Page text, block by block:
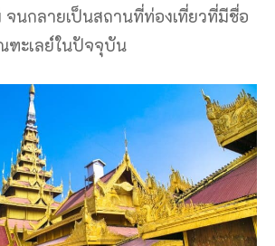
นกลายเป็นสถานที่ท่องเที่ยวที่มีชื่อ
ฑะเลย์ในปัจจุบัน